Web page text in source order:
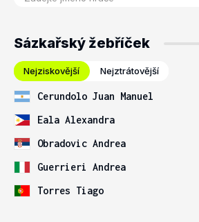
Sázkařský žebříček
Nejziskovější Nejztrátovější
Cerundolo Juan Manuel
Eala Alexandra
Obradovic Andrea
Guerrieri Andrea
Torres Tiago